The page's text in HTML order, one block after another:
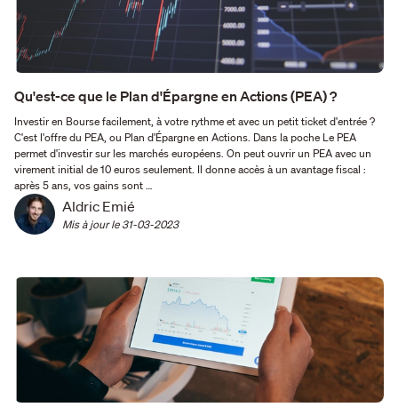
Qu'est-ce que le Plan d'Épargne en Actions (PEA) ?
Investir en Bourse facilement, à votre rythme et avec un petit ticket d'entrée ?
C'est l'offre du PEA, ou Plan d'Épargne en Actions. Dans la poche Le PEA
permet d'investir sur les marchés européens. On peut ouvrir un PEA avec un
virement initial de 10 euros seulement. Il donne accès à un avantage fiscal :
après 5 ans, vos gains sont …
Aldric Emié
Mis à jour le 31-03-2023